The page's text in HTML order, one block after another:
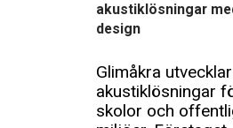
akustiklösningar
design
Glimåkra utvecklar
akustiklösningar
skolor och